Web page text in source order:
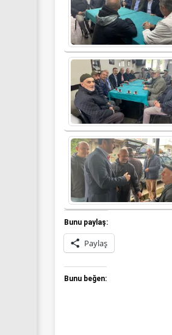
Bunu paylaş:
Paylaş
Bunu beğen: